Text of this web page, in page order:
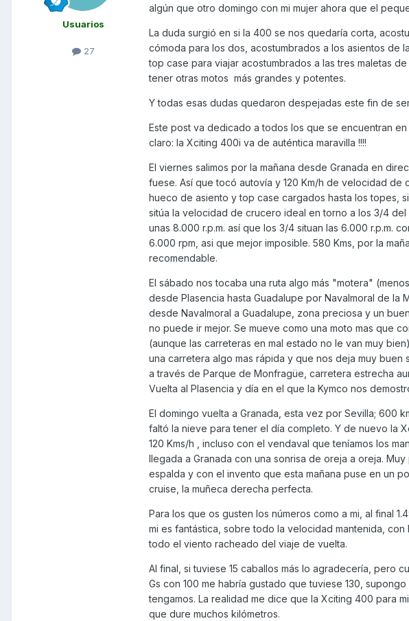
Usuarios
27
algún que otro domingo con mi mujer ahora que el
La duda surgió en si la 400 se nos quedaría corta,
cómoda para los dos, acostumbrados a los asientos de
top case para viajar acostumbrados a las tres maletas
tener otras motos más grandes y potentes.
Y todas esas dudas quedaron despejadas este fin de
Este post va dedicado a todos los que se encuentran
claro: la Xciting 400i va de auténtica maravilla !!!!
El viernes salimos por la mañana desde Granada en
fuese. Así que tocó autovía y 120 Km/h de velocidad
hueco de asiento y top case cargados hasta los topes,
sitúa la velocidad de crucero ideal en torno a los 3/4
unas 8.000 r.p.m. así que los 3/4 situan las 6.000 r.p.m.
6.000 rpm, asi que mejor imposible. 580 Kms, por la
recomendable.
El sábado nos tocaba una ruta algo más "motera"
desde Plasencia hasta Guadalupe por Navalmoral de la
desde Navalmoral a Guadalupe, zona preciosa y un
no puede ir mejor. Se mueve como una moto mas que
(aunque las carreteras en mal estado no le van muy
una carretera algo mas rápida y que nos deja muy
a través de Parque de Monfragüe, carretera estrecha
Vuelta al Plasencia y día en el que la Kymco nos
El domingo vuelta a Granada, esta vez por Sevilla; 600
faltó la nieve para tener el día completo. Y de nuevo la
120 Kms/h , incluso con el vendaval que teníamos los
llegada a Granada con una sonrisa de oreja a oreja.
espalda y con el invento que esta mañana puse en un
cruise, la muñeca derecha perfecta.
Para los que os gusten los números como a mi, al final
mi es fantástica, sobre todo la velocidad mantenida,
todo el viento racheado del viaje de vuelta.
Al final, si tuviese 15 caballos más lo agradecería, pero
Gs con 100 me habría gustado que tuviese 130,
tengamos. La realidad me dice que la Xciting 400 para
que dure muchos kilómetros.